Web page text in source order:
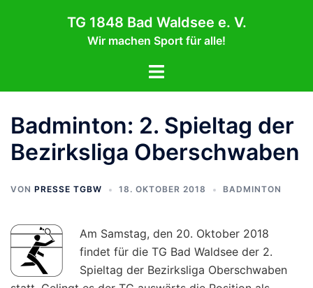
TG 1848 Bad Waldsee e. V.
Wir machen Sport für alle!
Menü
Badminton: 2. Spieltag der
Bezirksliga Oberschwaben
VON PRESSE TGBW 18. OKTOBER 2018 BADMINTON
Am Samstag, den 20. Oktober 2018
findet für die TG Bad Waldsee der 2.
Spieltag der Bezirksliga Oberschwaben